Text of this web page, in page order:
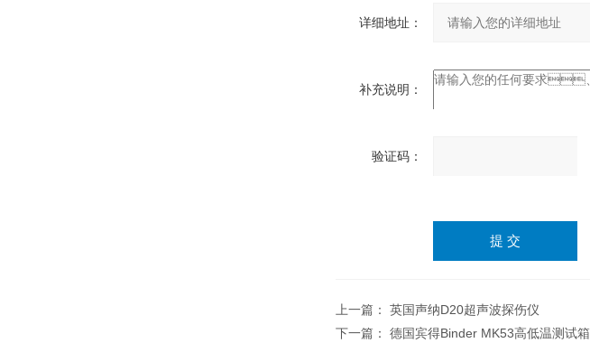
详细地址：
补充说明：
验证码：
入
计算结果（填写阿拉伯数
字），如：三加四=7
上一篇： 英国声纳D20超声波探伤仪
下一篇： 德国宾得Binder MK53高低温测试箱